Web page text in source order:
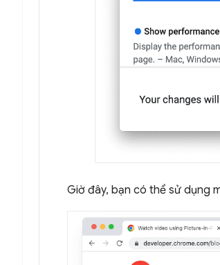
Giờ đây, bạn có thể sử dụng